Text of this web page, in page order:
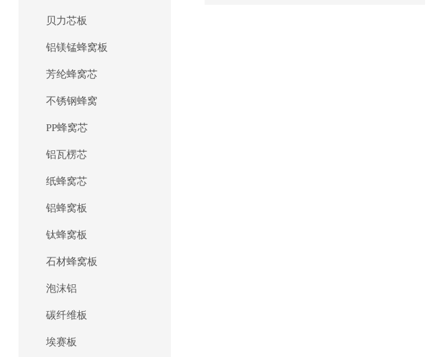
贝力芯板
铝镁锰蜂窝板
芳纶蜂窝芯
不锈钢蜂窝
PP蜂窝芯
铝瓦楞芯
纸蜂窝芯
铝蜂窝板
钛蜂窝板
石材蜂窝板
泡沫铝
碳纤维板
埃赛板